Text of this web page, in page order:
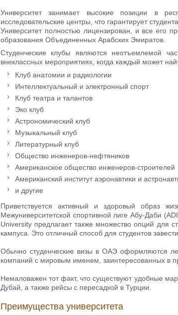
Университет занимает высокие позиции в
исследовательские центры, что гарантирует
Университет полностью лицензирован, и все его
образования Объединенных Арабских Эмиратов.
Студенческие клубы являются неотъемлемой
внеклассных мероприятиях, когда каждый может
Клуб анатомии и радиологии
Интеллектуальный и электронный спорт
Клуб театра и талантов
Эко клуб
Астрономический клуб
Музыкальный клуб
Литературный клуб
Общество инженеров-нефтяников
Американское общество инженеров-строителей
Американский институт аэронавтики и
и другие
Приветствуется активный и здоровый образ
Межуниверситетской спортивной лиге Абу-Даби
University предлагает также множество опций для
кампуса. Это отличный способ для студентов
Обычно студенческие визы в ОАЭ оформляются
компаний с мировым именем, заинтересованных в
Немаловажен тот факт, что существуют удобные
Дубай, а также рейсы с пересадкой в Турции.
Преимущества университета